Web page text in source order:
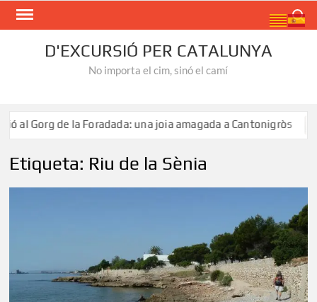
Skip
D'EXCURSIÓ PER CATALUNYA
No importa el cim, sinó el camí
al Gorg de la Foradada: una joia amagada a Cantonigròs
Etiqueta: Riu de la Sènia